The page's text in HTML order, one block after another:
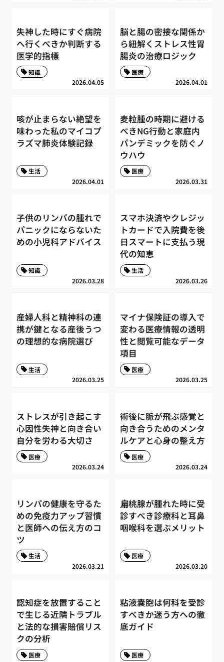
失神した時にすぐ病院
へ行くべきか判断する
医学的指標
2026.04.05
知識
脳と腸の密接な関係か
ら紐解くストレス性胃
腸炎の治療ロジック
2026.04.01
医療
咳が止まらない絶望を
味わった私のマイコプ
ラズマ肺炎体験記録
2026.04.01
生活
麦粒腫の時期に避ける
べきNG行動と家庭内
パンデミックを防ぐノ
ウハウ
2026.03.31
医療
子供のリンパの腫れで
パニックにならないた
めの小児科アドバイス
2026.03.28
知識
スマホ決済やクレジッ
トカードで入院費を後
日スマートに支払う現
代の知恵
2026.03.26
生活
産婦人科と精神科の連
携が鍵となる産後うつ
の理想的な病院選び
2026.03.25
生活
マイナ保険証の導入で
変わる医療情報の透明
性と閲覧可能なデータ
項目
2026.03.25
医療
ストレスが引き起こす
心因性失神と向き合い
自分を労わる大切さ
2026.03.24
医療
術後に脈が飛ぶ感覚と
向き合うためのメンタ
ルケアと心身の整え方
2026.03.24
医療
リンパの健康を守るた
めの免疫力アップ習慣
と医師への伝え方のコ
ツ
2026.03.21
生活
扁桃腺が腫れた時に受
診すべき診療科と耳鼻
咽喉科を選ぶメリット
2026.03.20
医療
認知症を放置すること
で生じる近隣トラブル
と法的な損害賠償リス
クの分析
医療
粘液嚢胞は何科を受診
すべきか迷う方への徹
底ガイド
医療